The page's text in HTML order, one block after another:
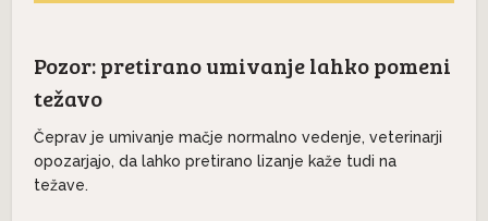
Pozor: pretirano umivanje lahko pomeni
težavo
Čeprav je umivanje mačje normalno vedenje, veterinarji
opozarjajo, da lahko pretirano lizanje kaže tudi na
težave.